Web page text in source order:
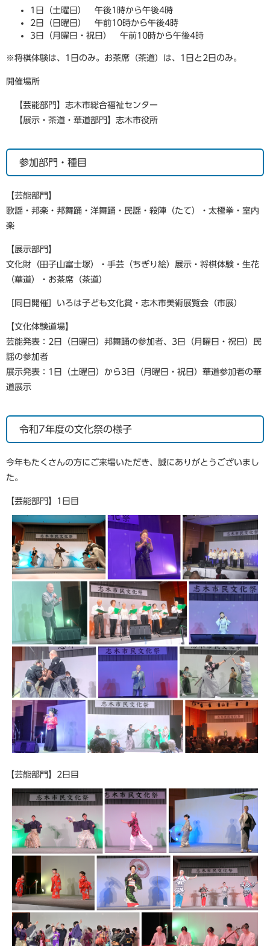
1日（土曜日） 午後1時から午後4時
2日（日曜日） 午前10時から午後4時
3日（月曜日・祝日） 午前10時から午後4時
※将棋体験は、1日のみ。お茶席（茶道）は、1日と2日のみ。
開催場所
【芸能部門】志木市総合福祉センター
【展示・茶道・華道部門】志木市役所
参加部門・種目
【芸能部門】
歌謡・邦楽・邦舞踊・洋舞踊・民謡・殺陣（たて）・太極拳・室内
楽
【展示部門】
文化財（田子山富士塚）・手芸（ちぎり絵）展示・将棋体験・生花
（華道）・お茶席（茶道）
［同日開催］いろは子ども文化賞・志木市美術展覧会（市展）
【文化体験道場】
芸能発表：2日（日曜日）邦舞踊の参加者、3日（月曜日・祝日）民
謡の参加者
展示発表：1日（土曜日）から3日（月曜日・祝日）華道参加者の華
道展示
令和7年度の文化祭の様子
今年もたくさんの方にご来場いただき、誠にありがとうございまし
た。
【芸能部門】1日目
【芸能部門】2日目